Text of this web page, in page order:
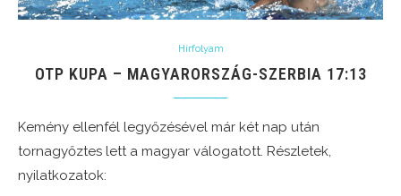
Hírfolyam
OTP KUPA – MAGYARORSZÁG-SZERBIA 17:13
Kemény ellenfél legyőzésével már két nap után
tornagyőztes lett a magyar válogatott. Részletek,
nyilatkozatok: